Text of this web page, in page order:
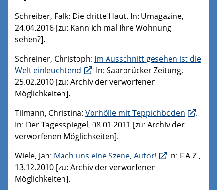
Schreiber, Falk: Die dritte Haut. In: Umagazine,
24.04.2016 [zu: Kann ich mal Ihre Wohnung
sehen?].
Schreiner, Christoph: Im Ausschnitt gesehen ist die
Welt einleuchtend
. In: Saarbrücker Zeitung,
25.02.2010 [zu: Archiv der verworfenen
Möglichkeiten].
Tilmann, Christina: Vorhölle mit Teppichboden
.
In: Der Tagesspiegel, 08.01.2011 [zu: Archiv der
verworfenen Möglichkeiten].
Wiele, Jan: Mach uns eine Szene, Autor!
In: F.A.Z.,
13.12.2010 [zu: Archiv der verworfenen
Möglichkeiten].